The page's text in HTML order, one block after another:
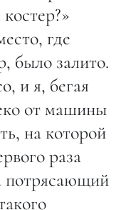
где
было залито.
и я, бегая
от машины
на которой
раза
потрясающий